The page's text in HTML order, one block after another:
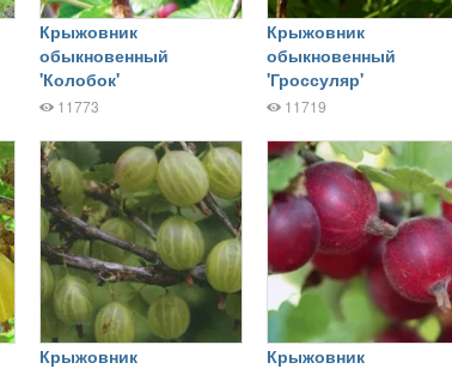
Крыжовник
обыкновенный
'Колобок'
11773
Крыжовник
обыкновенный
'Гроссуляр'
11719
Крыжовник
Крыжовник